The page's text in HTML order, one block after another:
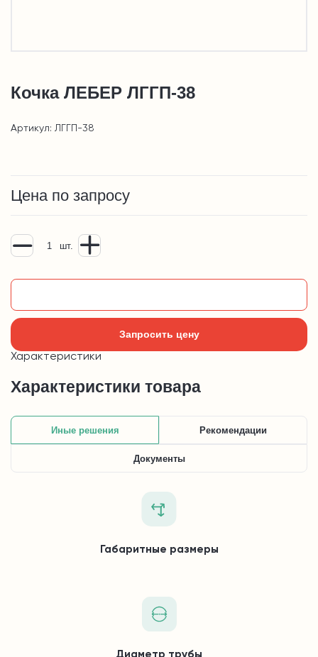
Кочка ЛЕБЕР ЛГГП-38
Артикул: ЛГГП-38
Цена по запросу
шт.
Запросить цену
Характеристики
Характеристики товара
Иные решения Рекомендации
Документы
Габаритные размеры